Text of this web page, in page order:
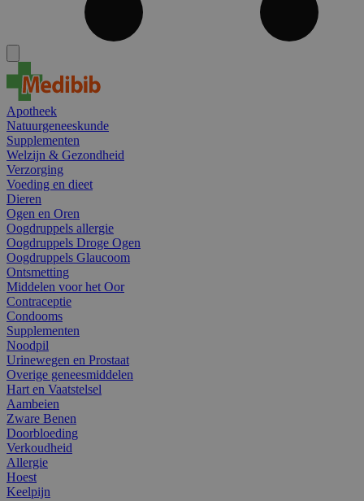
Apotheek
Natuurgeneeskunde
Supplementen
Welzijn & Gezondheid
Verzorging
Voeding en dieet
Dieren
Ogen en Oren
Oogdruppels allergie
Oogdruppels Droge Ogen
Oogdruppels Glaucoom
Ontsmetting
Middelen voor het Oor
Contraceptie
Condooms
Supplementen
Noodpil
Urinewegen en Prostaat
Overige geneesmiddelen
Hart en Vaatstelsel
Aambeien
Zware Benen
Doorbloeding
Verkoudheid
Allergie
Hoest
Keelpijn